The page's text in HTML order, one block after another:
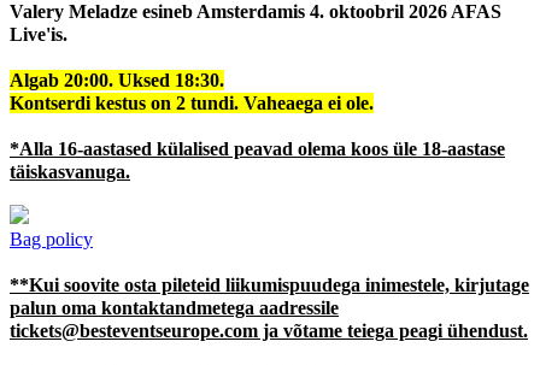
Valery Meladze esineb Amsterdamis 4. oktoobril 2026 AFAS
Live'is.
Algab 20:00. Uksed 18:30.
Kontserdi kestus on 2 tundi. Vaheaega ei ole.
*Alla 16-aastased külalised peavad olema koos üle 18-aastase
täiskasvanuga.
Bag policy
**Kui soovite osta pileteid liikumispuudega inimestele, kirjutage
palun oma kontaktandmetega aadressile
tickets@besteventseurope.com ja võtame teiega peagi ühendust.